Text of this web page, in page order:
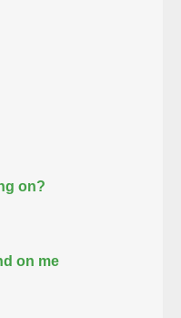
on?
on me